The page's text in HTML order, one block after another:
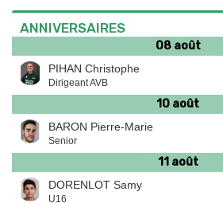
ANNIVERSAIRES
08 août
PIHAN Christophe
Dirigeant AVB
10 août
BARON Pierre-Marie
Senior
11 août
DORENLOT Samy
U16